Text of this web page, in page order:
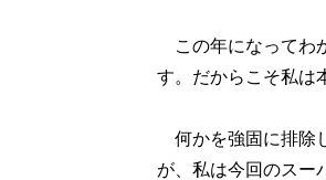
この年になってわ
す。だからこそ私は
何かを強固に排除
が、私は今回のスー